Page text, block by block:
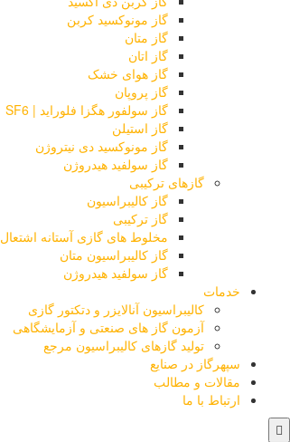
گاز مونوکسید کربن
گاز متان
گاز اتان
گاز هوای خشک
گاز پروپان
گاز سولفور هگزا فلوراید | SF6
گاز استیلن
گاز مونوکسید دی نیتروژن
گاز سولفید هیدروژن
گازهای ترکیبی
گاز کالیبراسیون
گاز ترکیبی
مخلوط های گازی آستانه اشتعال
گاز کالیبراسیون متان
گاز سولفید هیدروژن
خدمات
کالیبراسیون آنالایزر و دتکتور گازی
آزمون گاز های صنعتی و آزمایشگاهی
تولید گازهای کالیبراسیون مرجع
سپهرگاز در صنایع
مقالات و مطالب
ارتباط با ما